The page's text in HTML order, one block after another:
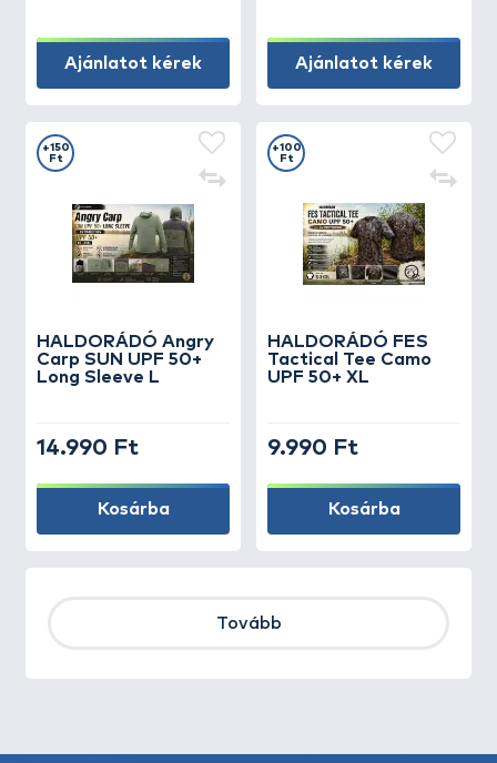
Ajánlatot kérek Ajánlatot kérek
HALDORÁDÓ Angry
Carp SUN UPF 50+
Long Sleeve L
+150
Ft
14.990 Ft
Kosárba
HALDORÁDÓ FES
Tactical Tee Camo
UPF 50+ XL
+100
Ft
9.990 Ft
Kosárba
Tovább